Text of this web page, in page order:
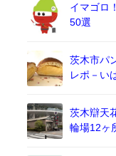
イマゴロ
50選
茨木市パ
レポ－い
茨木辯天
輪場12ヶ